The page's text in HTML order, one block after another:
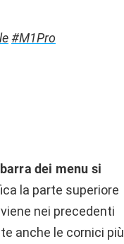
#M1Pro
dei menu si
la parte superiore
nei precedenti
anche le cornici più